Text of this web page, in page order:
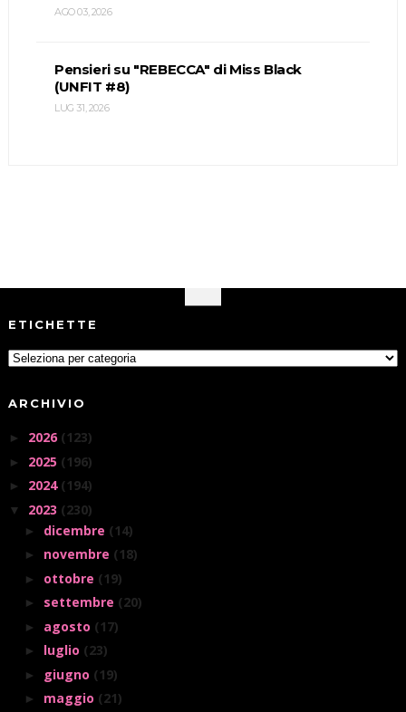
AGO 03, 2026
Pensieri su "REBECCA" di Miss Black
(UNFIT #8)
LUG 31, 2026
ETICHETTE
ARCHIVIO
► 2026 (123)
► 2025 (196)
► 2024 (194)
▼ 2023 (230)
► dicembre (14)
► novembre (18)
► ottobre (19)
► settembre (20)
► agosto (17)
► luglio (23)
► giugno (19)
► maggio (21)